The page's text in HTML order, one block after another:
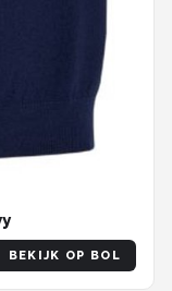
BEKIJK OP BOL